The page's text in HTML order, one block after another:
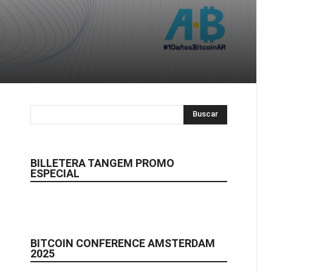
BILLETERA TANGEM PROMO
ESPECIAL
BITCOIN CONFERENCE AMSTERDAM
2025